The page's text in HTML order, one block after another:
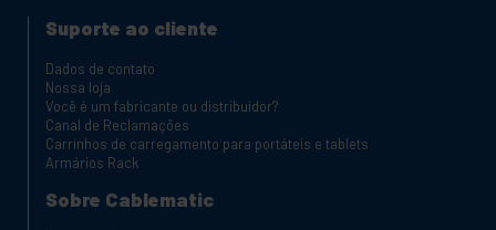
Suporte ao cliente
Dados de contato
Nossa loja
Você é um fabricante ou distribuidor?
Canal de Reclamações
Carrinhos de carregamento para portáteis e tablets
Armários Rack
Sobre Cablematic